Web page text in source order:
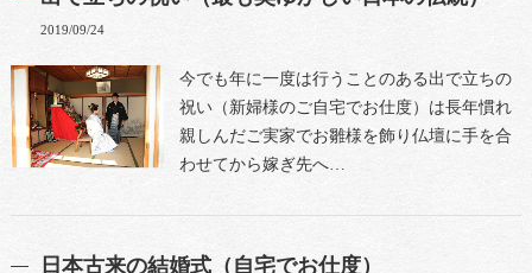
2019/09/24
今でも年に一度は行うことのある出で立ちの
祝い（新婦様のご自宅でお仕度）は長年慣れ
親しんだご実家でお雛様を飾り仏壇に手を合
わせてから嫁ぎ先へ…
日本古来の結婚式（自宅でお仕度）